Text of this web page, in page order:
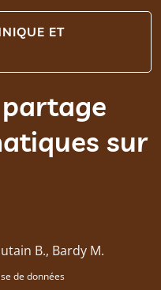
ET
sur
B., Bardy M.
de données